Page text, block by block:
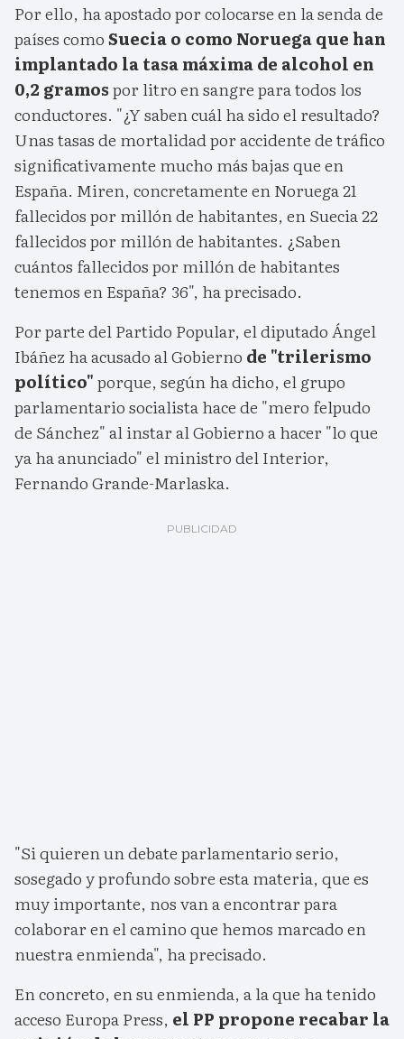
Por ello, ha apostado por colocarse en la senda de
países comoSuecia o como Noruega que han
implantado la tasa máxima de alcohol en
0,2 gramospor litro en sangre para todos los
conductores. "¿Y saben cuál ha sido el resultado?
Unas tasas de mortalidad por accidente de tráfico
significativamente mucho más bajas que en
España. Miren, concretamente en Noruega 21
fallecidos por millón de habitantes, en Suecia 22
fallecidos por millón de habitantes. ¿Saben
cuántos fallecidos por millón de habitantes
tenemos en España? 36", ha precisado.
Por parte del Partido Popular, el diputado Ángel
Ibáñez ha acusado al Gobierno de "trilerismo
político"porque, según ha dicho, el grupo
parlamentario socialista hace de "mero felpudo
de Sánchez" al instar al Gobierno a hacer "lo que
ya ha anunciado" el ministro del Interior,
Fernando Grande-Marlaska.
"Si quieren un debate parlamentario serio,
sosegado y profundo sobre esta materia, que es
muy importante, nos van a encontrar para
colaborar en el camino que hemos marcado en
nuestra enmienda", ha precisado.
En concreto, en su enmienda, a la que ha tenido
acceso Europa Press, el PP propone recabar la